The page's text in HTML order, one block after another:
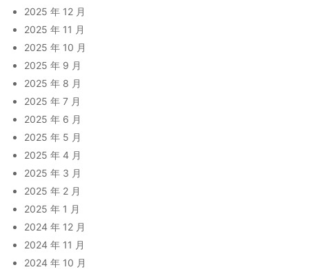
2025 年 12 月
2025 年 11 月
2025 年 10 月
2025 年 9 月
2025 年 8 月
2025 年 7 月
2025 年 6 月
2025 年 5 月
2025 年 4 月
2025 年 3 月
2025 年 2 月
2025 年 1 月
2024 年 12 月
2024 年 11 月
2024 年 10 月